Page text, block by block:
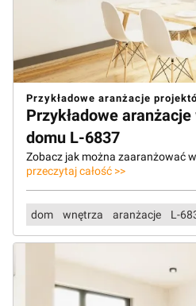
Przykładowe aranżacje projektó
Przykładowe
domu L-6837
Zobacz jak można zaaranżować
przeczytaj całość >>
dom wnętrza aranżacje L-